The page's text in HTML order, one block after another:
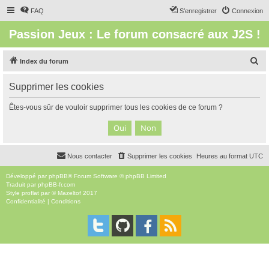
FAQ Connexion
S’enregistrer
Passion Jeux : Le forum consacré aux J2S !
Index du forum
c
Supprimer les cookies
Êtes-vous sûr de vouloir supprimer tous les cookies de ce forum ?
Heures au format UTC
Supprimer les cookies
Nous contacter
Développé par phpBB® Forum Software © phpBB Limited
Traduit par phpBB-fr.com
Style proflat par © Mazeltof 2017
Confidentialité | Conditions